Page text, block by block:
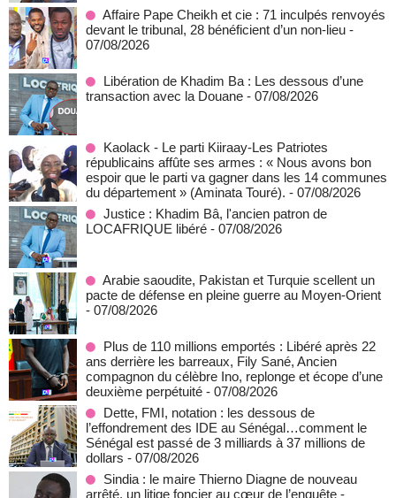
Affaire Pape Cheikh et cie : 71 inculpés renvoyés
devant le tribunal, 28 bénéficient d’un non-lieu -
07/08/2026
Libération de Khadim Ba : Les dessous d’une
transaction avec la Douane - 07/08/2026
Kaolack - Le parti Kiiraay-Les Patriotes
républicains affûte ses armes : « Nous avons bon
espoir que le parti va gagner dans les 14 communes
du département » (Aminata Touré). - 07/08/2026
Justice : Khadim Bâ, l'ancien patron de
LOCAFRIQUE libéré - 07/08/2026
Arabie saoudite, Pakistan et Turquie scellent un
pacte de défense en pleine guerre au Moyen-Orient
- 07/08/2026
Plus de 110 millions emportés : Libéré après 22
ans derrière les barreaux, Fily Sané, Ancien
compagnon du célèbre Ino, replonge et écope d’une
deuxième perpétuité - 07/08/2026
Dette, FMI, notation : les dessous de
l’effondrement des IDE au Sénégal…comment le
Sénégal est passé de 3 milliards à 37 millions de
dollars - 07/08/2026
Sindia : le maire Thierno Diagne de nouveau
arrêté, un litige foncier au cœur de l’enquête -